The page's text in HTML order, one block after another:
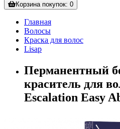
Корзинапокупок: 0
Главная
Волосы
Краска для волос
Lisap
Перманентный
краситель для
Escalation Easy